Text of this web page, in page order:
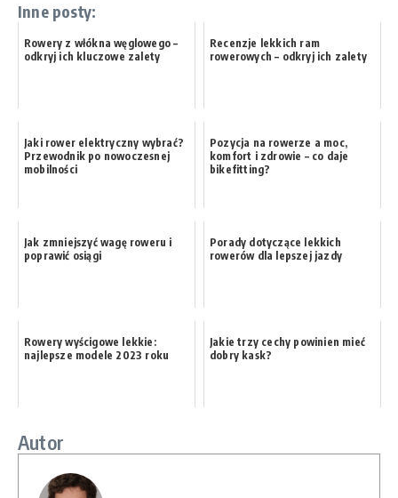
Inne posty:
Rowery z włókna węglowego –
odkryj ich kluczowe zalety
Recenzje lekkich ram
rowerowych – odkryj ich zalety
Jaki rower elektryczny wybrać?
Przewodnik po nowoczesnej
mobilności
Pozycja na rowerze a moc,
komfort i zdrowie – co daje
bikefitting?
Jak zmniejszyć wagę roweru i
poprawić osiągi
Porady dotyczące lekkich
rowerów dla lepszej jazdy
Rowery wyścigowe lekkie:
najlepsze modele 2023 roku
Jakie trzy cechy powinien mieć
dobry kask?
Autor